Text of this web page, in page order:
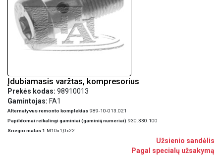
Įdubiamasis varžtas, kompresorius
Prekės kodas: 98910013
Gamintojas: FA1
Alternatyvus remonto komplektas 989-10-013.021
Papildomai reikalingi gaminiai (gaminių numeriai) 930.330.100
Sriegio matas 1 M10x1,0x22
Užsienio sandėlis
Pagal specialų užsakymą